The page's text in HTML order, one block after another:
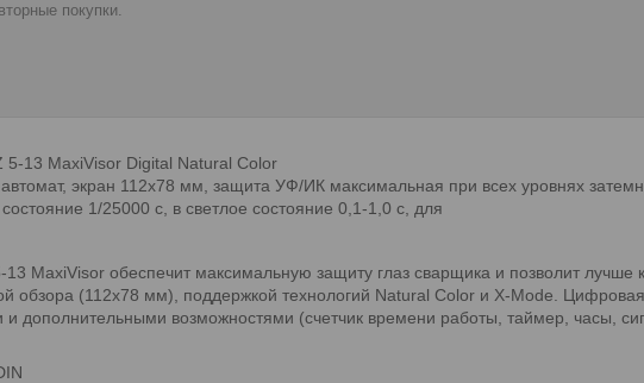
покупки.
13 MaxiVisor Digital Natural Color
экран 112х78 мм, защита УФ/ИК максимальная при всех уровнях
1/25000 с, в светлое состояние 0,1-1,0 с, для
MaxiVisor обеспечит максимальную защиту глаз сварщика и позволит лучше
обзора (112x78 мм), поддержкой технологий Natural Color и X-Mode.
дополнительными возможностями (счетчик времени работы, таймер, часы,